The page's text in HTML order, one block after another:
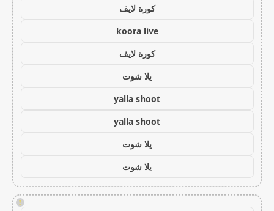
كورة لايف
koora live
كورة لايف
يلا شوت
yalla shoot
yalla shoot
يلا شوت
يلا شوت
!